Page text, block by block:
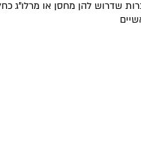
שדרוש להן מחסן או מרלו"ג